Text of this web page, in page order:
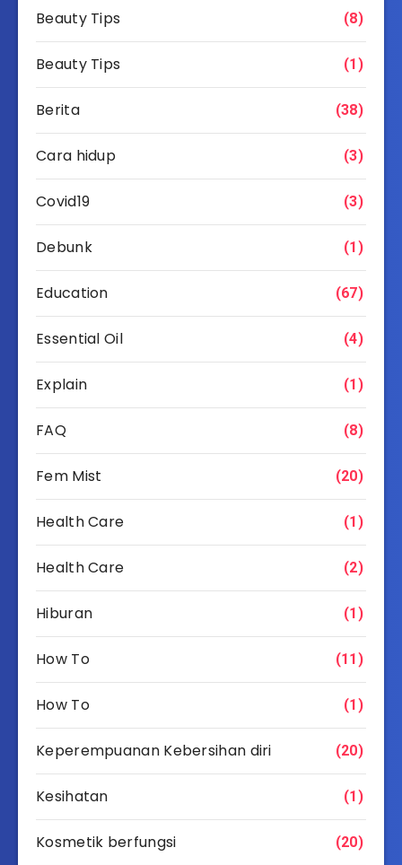
Beauty Tips (8)
Beauty Tips (1)
Berita (38)
Cara hidup (3)
Covid19 (3)
Debunk (1)
Education (67)
Essential Oil (4)
Explain (1)
FAQ (8)
Fem Mist (20)
Health Care (1)
Health Care (2)
Hiburan (1)
How To (11)
How To (1)
Keperempuanan Kebersihan diri (20)
Kesihatan (1)
Kosmetik berfungsi (20)